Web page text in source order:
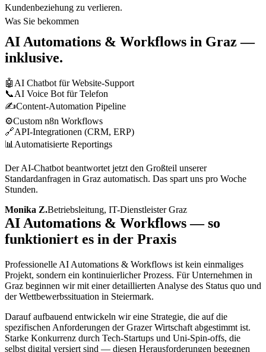
Kundenbeziehung zu verlieren.
Was Sie bekommen
AI Automations & Workflows in Graz —
inklusive.
🤖 AI Chatbot für Website-Support
📞AI Voice Bot für Telefon
✍️Content-Automation Pipeline
⚙️Custom n8n Workflows
🔗API-Integrationen (CRM, ERP)
📊 Automatisierte Reportings
Der AI-Chatbot beantwortet jetzt den Großteil unserer
Standardanfragen in Graz automatisch. Das spart uns pro Woche
Stunden.
Monika Z.Betriebsleitung, IT-Dienstleister Graz
AI Automations & Workflows — so
funktioniert es in der Praxis
Professionelle AI Automations & Workflows ist kein einmaliges
Projekt, sondern ein kontinuierlicher Prozess. Für Unternehmen in
Graz beginnen wir mit einer detaillierten Analyse des Status quo und
der Wettbewerbssituation in Steiermark.
Darauf aufbauend entwickeln wir eine Strategie, die auf die
spezifischen Anforderungen der Grazer Wirtschaft abgestimmt ist.
Starke Konkurrenz durch Tech-Startups und Uni-Spin-offs, die
selbst digital versiert sind — diesen Herausforderungen begegnen